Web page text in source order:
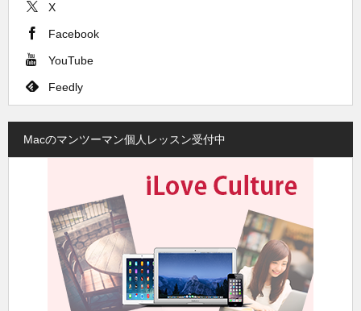
X
Facebook
YouTube
Feedly
Macのマンツーマン個人レッスン受付中